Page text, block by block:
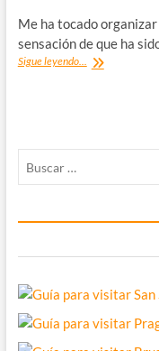
en
Wadi
Rum
Me ha tocado
sensación de que ha
Sigue leyendo... Organizar
Petra-?